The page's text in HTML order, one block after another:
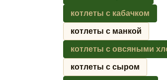
котлеты с кабачком
котлеты с манкой
котлеты с овсяными
котлеты с сыром